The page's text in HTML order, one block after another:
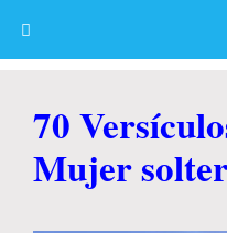
70
Mujer